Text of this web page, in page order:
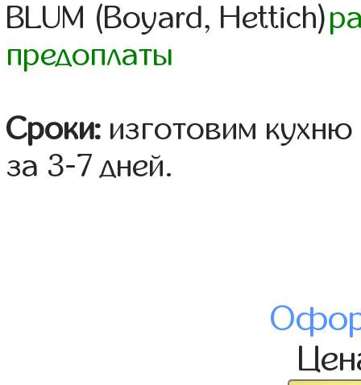
BLUM (Boyard, Hettich)
предоплаты
Сроки: изготовим
за 3-7 дней.